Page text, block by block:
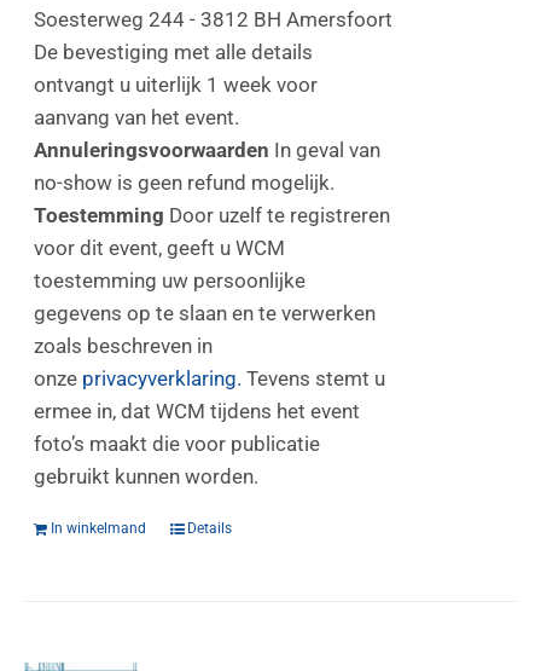
Soesterweg 244 - 3812 BH Amersfoort
De bevestiging met alle details
ontvangt u uiterlijk 1 week voor
aanvang van het event.
Annuleringsvoorwaarden In geval van
no-show is geen refund mogelijk.
Toestemming Door uzelf te registreren
voor dit event, geeft u WCM
toestemming uw persoonlijke
gegevens op te slaan en te verwerken
zoals beschreven in
onze privacyverklaring. Tevens stemt u
ermee in, dat WCM tijdens het event
foto’s maakt die voor publicatie
gebruikt kunnen worden.
In winkelmand Details